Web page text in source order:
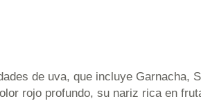
de uva, que incluye Garnacha,
rojo profundo, su nariz rica en